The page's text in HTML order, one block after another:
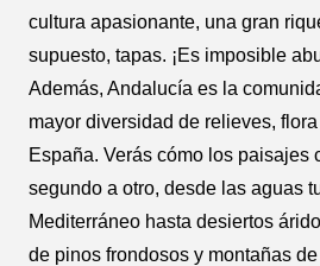
cultura apasionante, una gran
supuesto, tapas. ¡Es imposible
Además, Andalucía es la
mayor diversidad de relieves,
España. Verás cómo los paisajes
segundo a otro, desde las aguas
Mediterráneo hasta desiertos
de pinos frondosos y montañas